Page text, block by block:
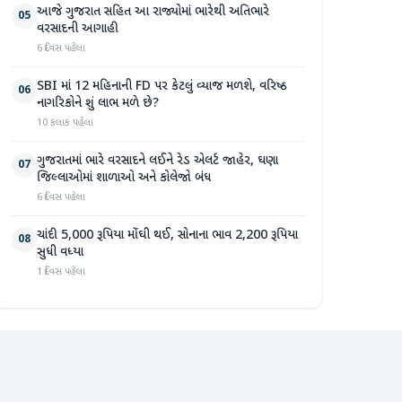
05 આજે ગુજરાત સહિત આ રાજ્યોમાં ભારેથી અતિભારે
વરસાદની આગાહી
6 દિવસ પહેલા
06 SBI માં 12 મહિનાની FD પર કેટલું વ્યાજ મળશે, વરિષ્ઠ
નાગરિકોને શું લાભ મળે છે?
10 કલાક પહેલા
07 ગુજરાતમાં ભારે વરસાદને લઈને રેડ એલર્ટ જાહેર, ઘણા
જિલ્લાઓમાં શાળાઓ અને કોલેજો બંધ
6 દિવસ પહેલા
08 ચાંદી 5,000 રૂપિયા મોંઘી થઈ, સોનાના ભાવ 2,200 રૂપિયા
સુધી વધ્યા
1 દિવસ પહેલા